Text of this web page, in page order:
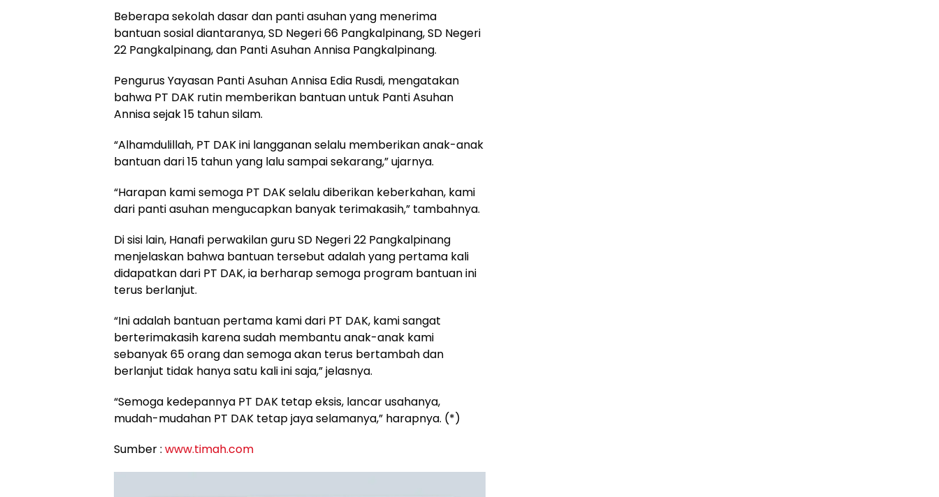
Beberapa sekolah dasar dan panti asuhan yang menerima
bantuan sosial diantaranya, SD Negeri 66 Pangkalpinang, SD Negeri
22 Pangkalpinang, dan Panti Asuhan Annisa Pangkalpinang.
Pengurus Yayasan Panti Asuhan Annisa Edia Rusdi, mengatakan
bahwa PT DAK rutin memberikan bantuan untuk Panti Asuhan
Annisa sejak 15 tahun silam.
“Alhamdulillah, PT DAK ini langganan selalu memberikan anak-anak
bantuan dari 15 tahun yang lalu sampai sekarang,” ujarnya.
“Harapan kami semoga PT DAK selalu diberikan keberkahan, kami
dari panti asuhan mengucapkan banyak terimakasih,” tambahnya.
Di sisi lain, Hanafi perwakilan guru SD Negeri 22 Pangkalpinang
menjelaskan bahwa bantuan tersebut adalah yang pertama kali
didapatkan dari PT DAK, ia berharap semoga program bantuan ini
terus berlanjut.
“Ini adalah bantuan pertama kami dari PT DAK, kami sangat
berterimakasih karena sudah membantu anak-anak kami
sebanyak 65 orang dan semoga akan terus bertambah dan
berlanjut tidak hanya satu kali ini saja,” jelasnya.
“Semoga kedepannya PT DAK tetap eksis, lancar usahanya,
mudah-mudahan PT DAK tetap jaya selamanya,” harapnya. (*)
Sumber : www.timah.com